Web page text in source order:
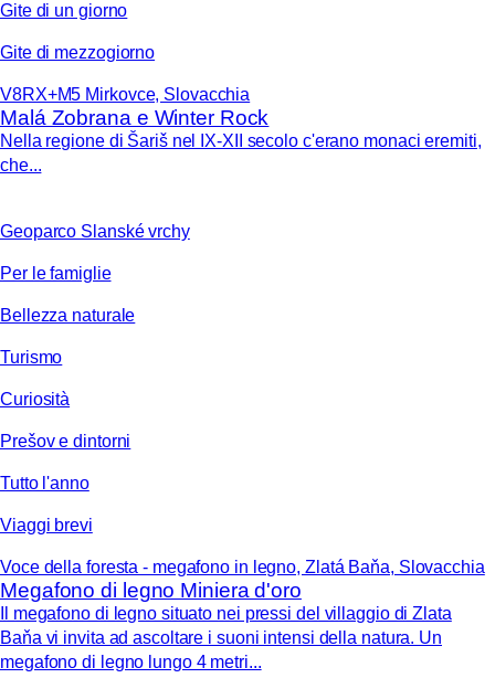
Gite di un giorno
Gite di mezzogiorno
V8RX+M5 Mirkovce, Slovacchia
Malá Zobrana e Winter Rock
Nella regione di Šariš nel IX-XII secolo c'erano monaci eremiti,
che...
Geoparco Slanské vrchy
Per le famiglie
Bellezza naturale
Turismo
Curiosità
Prešov e dintorni
Tutto l'anno
Viaggi brevi
Voce della foresta - megafono in legno, Zlatá Baňa, Slovacchia
Megafono di legno Miniera d'oro
Il megafono di legno situato nei pressi del villaggio di Zlata
Baňa vi invita ad ascoltare i suoni intensi della natura. Un
megafono di legno lungo 4 metri...